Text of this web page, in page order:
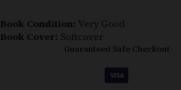
Book Condition: Very Good
Book Cover: Softcover
Guaranteed Safe Checkout